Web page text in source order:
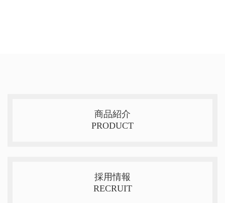
商品紹介
PRODUCT
採用情報
RECRUIT